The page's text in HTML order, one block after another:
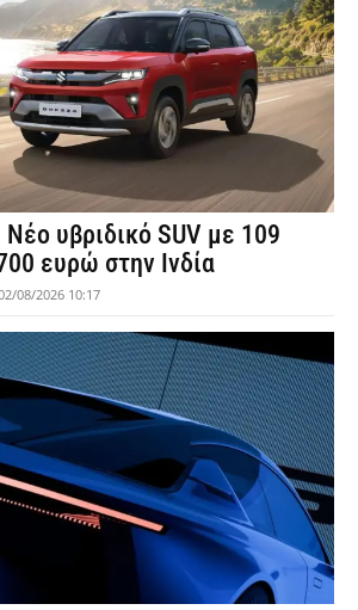
υβριδικό SUV με 109
ευρώ στην Ινδία
08/2026 10:17